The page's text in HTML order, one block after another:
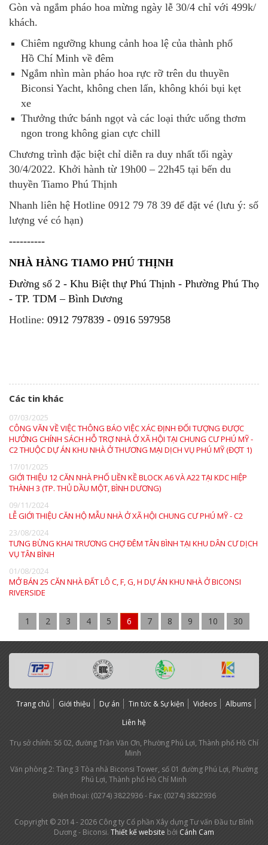
Gòn và ngắm pháo hoa mừng ngày lễ 30/4 chỉ với 499k/
khách.
Chiêm ngưỡng khung cảnh hoa lệ của thành phố
Hồ Chí Minh về đêm
Ngắm nhìn màn pháo hoa rực rỡ trên du thuyền
Biconsi Yacht, không chen lấn, không khói bụi kẹt
xe
Thưởng thức bánh ngọt và các loại thức uống thơm
ngon trong không gian cực chill
Chương trình đặc biệt chỉ diễn ra duy nhất tối ngày
30/4/2022. Khởi hành từ 19h00 – 22h45 tại bến du
thuyền Tiamo Phú Thịnh
Nhanh liên hệ Hotline 0912 79 78 39 để đặt vé (lưu ý: số
lượng vé có hạn)
----------
NHÀ HÀNG TIAMO PHÚ THỊNH
Đường số 2 - Khu Biệt thự Phú Thịnh - Phường Phú Thọ
- TP. TDM – Bình Dương
Hotline: 0912 797839 - 0916 597958
Các tin khác
07/03/2025
CÔNG VĂN VỀ VIỆC THÔNG BÁO VIỆC XÁC ĐỊNH ĐỐI TƯỢNG ĐƯỢC
HƯỞNG CHÍNH SÁCH HỖ TRỢ NHÀ Ở XÃ HỘI TẠI CHUNG CƯ PHÚ MỸ -
C2 THUỘC DỰ ÁN KHU NHÀ Ở THƯƠNG MẠI DỊCH VỤ PHÚ MỸ (ĐỢT 1)
17/01/2025
GIỚI THIỆU 12 CĂN NHÀ PHỐ LIỀN KỀ BLOCK A6 VÀ A22 TẠI KDC HIỆP
THÀNH 3 (TP. THỦ DẦU MỘT, BÌNH DƯƠNG)
09/11/2024
LỄ GIỚI THIỆU CĂN HỘ MẪU NHÀ Ở XÃ HỘI CHUNG CƯ PHÚ MỸ - C2
23/08/2024
TƯNG BỪNG KHAI TRƯƠNG CHỢ ĐÊM TÂN BÌNH TẠI KHU DÂN CƯ DỊCH
VỤ TÂN BÌNH
01/08/2024
MỞ BÁN 25 CĂN NHÀ ĐẤT LÔ C, F, G, H DỰ ÁN KHU NHÀ Ở BICONSI
RIVERSIDE
1 2 3 4 5 6 7 8 9 10 30
Trang chủ Giới thiệu Dự án Tin tức & Sự kiện Videos
Albums
Liên hệ
Trụ sở chính: Số 02, đường Trần Văn Ơn, Phường Phú Lợi, Thành phố Hồ Chí
Minh
Văn phòng 2: Tầng 3 Tòa nhà Biconsi Tower, số 01 đường Phú Lợi, Phường
Phú Lợi, Thành phố Hồ Chí Minh
Điện thoại: (0274) 3822936- Fax: (0274) 3822936
Copyright © 2014 - 2026 Công ty Cổ phần Xây dựng Tư vấn Đầu tư Bình
Dương - Biconsi. Thiết kế website bởi Cánh Cam